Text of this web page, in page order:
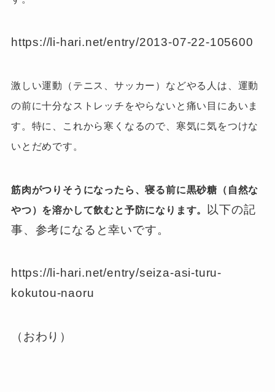
https://li-hari.net/entry/2013-07-22-105600
激しい運動（テニス、サッカー）などやる人は、運動
の前に十分なストレッチをやらないと痛い目にあいま
す。特に、これから寒くなるので、寒気に気をつけな
いとだめです。
筋肉がつりそうになったら、寝る前に黒砂糖（自然な
やつ）を溶かして飲むと予防になります。
以下の記
事、参考になると幸いです。
https://li-hari.net/entry/seiza-asi-turu-
kokutou-naoru
（おわり）